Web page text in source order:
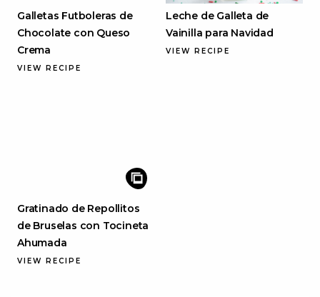
Galletas Futboleras de
Chocolate con Queso
Crema
VIEW RECIPE
Leche de Galleta de
Vainilla para Navidad
VIEW RECIPE
Gratinado de Repollitos
de Bruselas con Tocineta
Ahumada
VIEW RECIPE